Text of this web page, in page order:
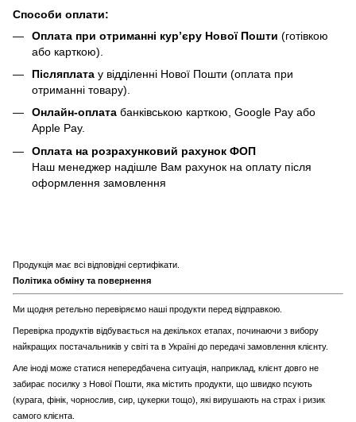
Способи оплати:
Оплата при отриманні кур’єру Нової Пошти (готівкою
або карткою).
Післяплата у відділенні Нової Пошти (оплата при
отриманні товару).
Онлайн-оплата банківською карткою, Google Pay або
Apple Pay.
Оплата на розрахунковий рахунок ФОП
Наш менеджер надішле Вам рахунок на оплату після
оформлення замовлення
Продукція має всі відповідні сертифікати.
Політика обміну та повернення
Ми щодня ретельно перевіряємо наші продукти перед відправкою.
Перевірка продуктів відбувається на декількох етапах, починаючи з вибору
найкращих постачальників у світі та в Україні до передачі замовлення клієнту.
Але іноді може статися непередбачена ситуація, наприклад, клієнт довго не
забирає посилку з Нової Пошти, яка містить продукти, що швидко псують
(курага, фінік, чорнослив, сир, цукерки тощо), які вирушають на страх і ризик
самого клієнта.